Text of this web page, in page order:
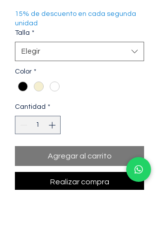
15% de descuento en cada segunda
unidad
Talla *
Elegir
Color *
Cantidad *
Agregar al carrito
Realizar compra